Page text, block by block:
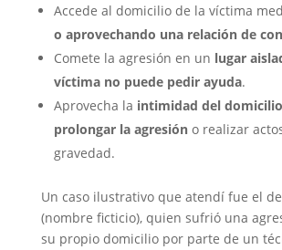
Accede al domicilio de la víctima
o aprovechando una relación de
Comete la agresión en un lugar
víctima no puede pedir ayuda.
Aprovecha la intimidad del
prolongar la agresióno realizar
gravedad.
Un caso ilustrativo que atendí fue el
(nombre ficticio), quien sufrió una
su propio domicilio por parte de un